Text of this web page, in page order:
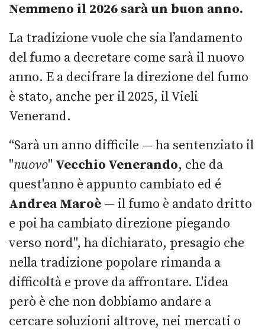
Nemmeno il 2026 sarà un buon anno.
La tradizione vuole che sia l’andamento
del fumo a decretare come sarà il nuovo
anno. E a decifrare la direzione del fumo
è stato, anche per il 2025, il Vieli
Venerand.
“Sarà un anno difficile — ha sentenziato il
"nuovo" Vecchio Venerando, che da
quest'anno è appunto cambiato ed é
Andrea Maroè — il fumo è andato dritto
e poi ha cambiato direzione piegando
verso nord", ha dichiarato, presagio che
nella tradizione popolare rimanda a
difficoltà e prove da affrontare. L'idea
però è che non dobbiamo andare a
cercare soluzioni altrove, nei mercati o